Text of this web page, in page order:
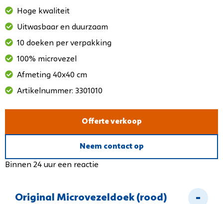
Hoge kwaliteit
Uitwasbaar en duurzaam
10 doeken per verpakking
100% microvezel
Afmeting 40x40 cm
Artikelnummer: 3301010
Offerte verkoop
Neem contact op
Binnen 24 uur een reactie
Original Microvezeldoek (rood)